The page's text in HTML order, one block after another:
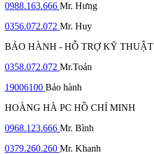
0988.163.666 Mr. Hưng
0356.072.072 Mr. Huy
BẢO HÀNH - HỖ TRỢ KỸ THUẬT
0358.072.072 Mr.Toản
19006100 Bảo hành
HOÀNG HÀ PC HỒ CHÍ MINH
0968.123.666 Mr. Bình
0379.260.260 Mr. Khanh